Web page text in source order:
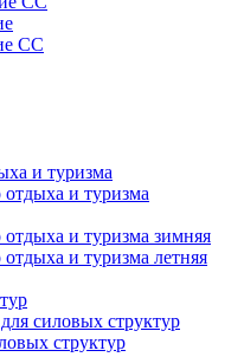
СС
и туризма
и туризма
и туризма зимняя
и туризма летняя
силовых структур
структур